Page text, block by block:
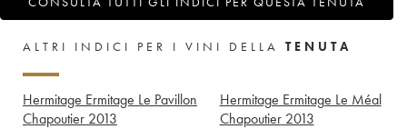
ALTRI INDICI PER I VINI DELLA TENUTA
Hermitage Ermitage Le Pavillon
Chapoutier 2013
Hermitage Ermitage Le Méal
Chapoutier 2013